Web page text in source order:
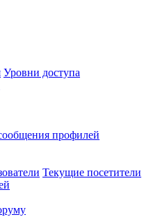
Уровни доступа
профилей
Текущие посетители